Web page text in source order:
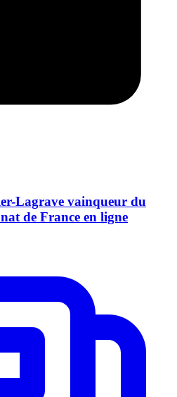
Lagrave vainqueur du
de France en ligne